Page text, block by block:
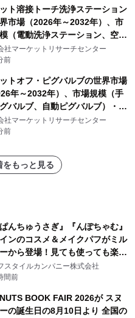
ト溶接トーチ洗浄ステーション
市場（2026年～2032年）、市
（電動洗浄ステーション、空圧
テーション）・分析レポートを
社マーケットリサーチセンター
前
トオフ・ピグバルブの世界市場
年～2032年）、市場規模（手
バルブ、自動ピグバルブ）・分
ートを発表
社マーケットリサーチセンター
前
をもっと見る
ぱんちゅうさぎ』『んぽちゃむ』
ンのコスメ＆メイクパフがミル
から登場！見ても使っても楽し
ップでキュートなコレクショ
スタイルカンパニー株式会社
間前
BOOK FAIR 2026が スヌ
の誕生日の8月10日より 全国の